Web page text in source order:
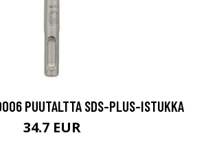
PUUTALTTA SDS-PLUS-ISTUKKA
34.7 EUR